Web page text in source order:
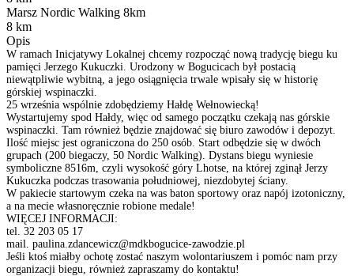
Marsz Nordic Walking 8km
8 km
Opis
W ramach Inicjatywy Lokalnej chcemy rozpocząć nową tradycję biegu ku
pamięci Jerzego Kukuczki. Urodzony w Bogucicach był postacią
niewątpliwie wybitną, a jego osiągnięcia trwale wpisały się w historię
górskiej wspinaczki.
25 września wspólnie zdobędziemy Hałdę Wełnowiecką!
Wystartujemy spod Hałdy, więc od samego początku czekają nas górskie
wspinaczki. Tam również będzie znajdować się biuro zawodów i depozyt.
Ilość miejsc jest ograniczona do 250 osób. Start odbędzie się w dwóch
grupach (200 biegaczy, 50 Nordic Walking). Dystans biegu wyniesie
symboliczne 8516m, czyli wysokość góry Lhotse, na której zginął Jerzy
Kukuczka podczas trasowania południowej, niezdobytej ściany.
W pakiecie startowym czeka na was baton sportowy oraz napój izotoniczny,
a na mecie własnoręcznie robione medale!
WIĘCEJ INFORMACJI:
tel. 32 203 05 17
mail. paulina.zdancewicz@mdkbogucice-zawodzie.pl
Jeśli ktoś miałby ochotę zostać naszym wolontariuszem i pomóc nam przy
organizacji biegu, również zapraszamy do kontaktu!